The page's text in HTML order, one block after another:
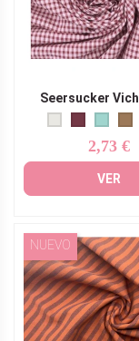
Seersucker
Precio
2,73 €
VER
NUEVO